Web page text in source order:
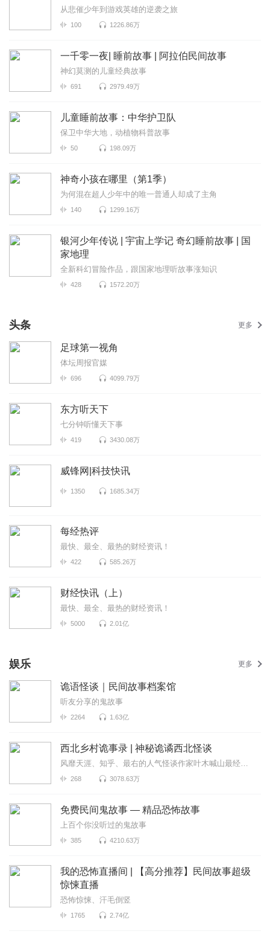
从悲催少年到游戏英雄的逆袭之旅
100 1226.86万
一千零一夜| 睡前故事 | 阿拉伯民间故事
神幻莫测的儿童经典故事
691 2979.49万
儿童睡前故事：中华护卫队
保卫中华大地，动植物科普故事
50 198.09万
神奇小孩在哪里（第1季）
为何混在超人少年中的唯一普通人却成了主角
140 1299.16万
银河少年传说 | 宇宙上学记 奇幻睡前故事 | 国
家地理
全新科幻冒险作品，跟国家地理听故事涨知识
428 1572.20万
头条 更多
足球第一视角
体坛周报官媒
696 4099.79万
东方听天下
七分钟听懂天下事
419 3430.08万
威锋网|科技快讯
1350 1685.34万
每经热评
最快、最全、最热的财经资讯！
422 585.26万
财经快讯（上）
最快、最全、最热的财经资讯！
5000 2.01亿
娱乐 更多
诡语怪谈｜民间故事档案馆
听友分享的鬼故事
2264 1.63亿
西北乡村诡事录 | 神秘诡谲西北怪谈
风靡天涯、知乎、最右的人气怪谈作家叶木喊山最经典的民间传说《西北乡村诡事录》...
268 3078.63万
免费民间鬼故事 — 精品恐怖故事
上百个你没听过的鬼故事
385 4210.63万
我的恐怖直播间 | 【高分推荐】民间故事超级
惊悚直播
恐怖惊悚、汗毛倒竖
1765 2.74亿